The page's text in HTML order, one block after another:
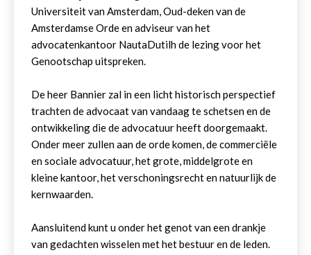
Universiteit van Amsterdam, Oud-deken van de
Amsterdamse Orde en adviseur van het
advocatenkantoor NautaDutilh de lezing voor het
Genootschap uitspreken.
De heer Bannier zal in een licht historisch perspectief
trachten de advocaat van vandaag te schetsen en de
ontwikkeling die de advocatuur heeft doorgemaakt.
Onder meer zullen aan de orde komen, de commerciële
en sociale advocatuur, het grote, middelgrote en
kleine kantoor, het verschoningsrecht en natuurlijk de
kernwaarden.
Aansluitend kunt u onder het genot van een drankje
van gedachten wisselen met het bestuur en de leden.